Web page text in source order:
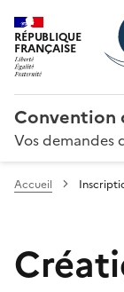
RÉPUBLIQUE
FRANÇAISE
Convention
Vos demandes
Accueil